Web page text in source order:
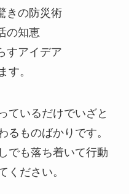
きの防災術
の知恵
すアイデア
す。
ているだけでいざと
るものばかりです。
でも落ち着いて行動
ください。